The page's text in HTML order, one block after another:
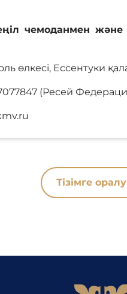
чемоданмен және
өлкесі, Ессентуки
(Ресей
Тізімге оралу